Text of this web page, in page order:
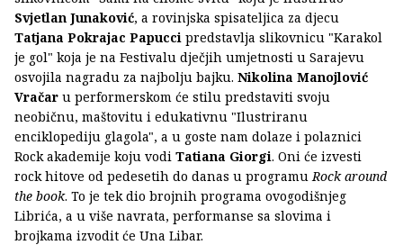
Svjetlan Junaković, a rovinjska spisateljica za djecu
Tatjana Pokrajac Papucci predstavlja slikovnicu "Karakol
je gol" koja je na Festivalu dječjih umjetnosti u Sarajevu
osvojila nagradu za najbolju bajku. Nikolina Manojlović
Vračar u performerskom će stilu predstaviti svoju
neobičnu, maštovitu i edukativnu "Ilustriranu
enciklopediju glagola", a u goste nam dolaze i polaznici
Rock akademije koju vodi Tatiana Giorgi. Oni će izvesti
rock hitove od pedesetih do danas u programuRock around
the book. To je tek dio brojnih programa ovogodišnjeg
Librića, a u više navrata, performanse sa slovima i
brojkama izvodit će Una Libar.